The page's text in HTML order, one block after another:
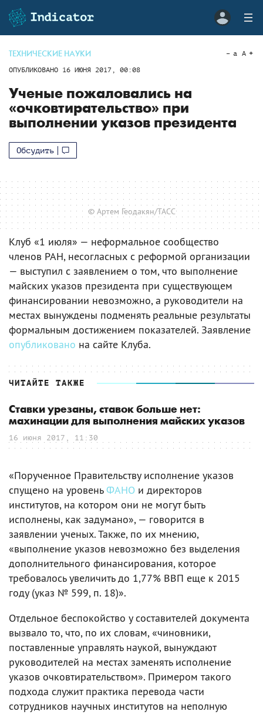
ТЕХНИЧЕСКИЕ НАУКИ
ОПУБЛИКОВАНО 16 ИЮНЯ 2017, 00:08
a A
Ученые пожаловались на
«очковтирательство» при
выполнении указов президента
Обсудить
© Артем Геодакян/ТАСС
Клуб «1 июля» — неформальное сообщество
членов РАН, несогласных с реформой организации
— выступил с заявлением о том, что выполнение
майских указов президента при существующем
финансировании невозможно, а руководители на
местах вынуждены подменять реальные результаты
формальным достижением показателей. Заявление
опубликовано на сайте Клуба.
ЧИТАЙТЕ ТАКЖЕ
Ставки урезаны, ставок больше нет:
махинации для выполнения майских указов
16 июня 2017, 11:30
«Порученное Правительству исполнение указов
спущено на уровеньФАНО и директоров
институтов, на котором они не могут быть
исполнены, как задумано», — говорится в
заявлении ученых. Также, по их мнению,
«выполнение указов невозможно без выделения
дополнительного финансирования, которое
требовалось увеличить до 1,77% ВВП еще к 2015
году (указ № 599, п. 18)».
Отдельное беспокойство у составителей документа
вызвало то, что, по их словам, «чиновники,
поставленные управлять наукой, вынуждают
руководителей на местах заменять исполнение
указов очковтирательством». Примером такого
подхода служит практика перевода части
сотрудников научных институтов на неполную